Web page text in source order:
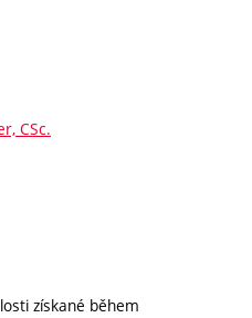
CSc.
získané během